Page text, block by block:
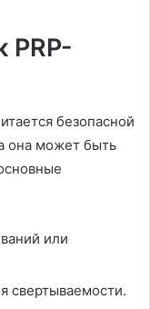
PRP-
безопасной
она может быть
или
свертываемости.